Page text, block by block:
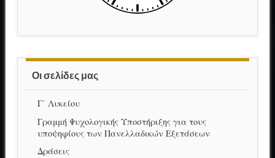
Οι σελίδες μας
Γ΄ Λυκείου
Γραμμή Ψυχολογικής Υποστήριξης για τους
υποψηφίους των Πανελλαδικών Εξετάσεων
Δράσεις